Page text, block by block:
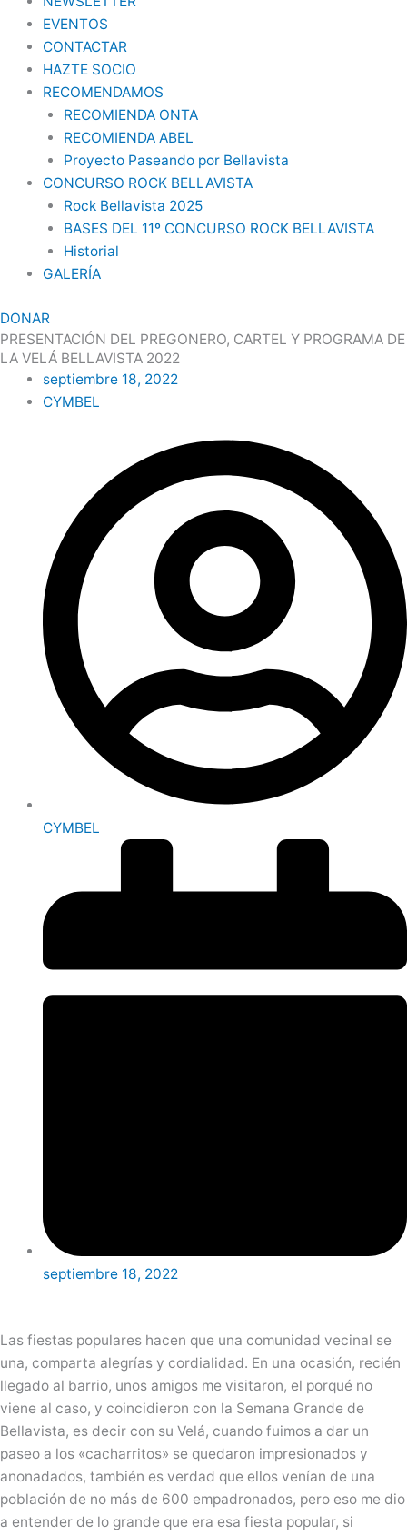
EVENTOS
CONTACTAR
HAZTE SOCIO
RECOMENDAMOS
RECOMIENDA ONTA
RECOMIENDA ABEL
Proyecto Paseando por Bellavista
CONCURSO ROCK BELLAVISTA
Rock Bellavista 2025
BASES DEL 11º CONCURSO ROCK BELLAVISTA
Historial
GALERÍA
DONAR
PRESENTACIÓN DEL PREGONERO, CARTEL Y PROGRAMA DE
LA VELÁ BELLAVISTA 2022
septiembre 18, 2022
CYMBEL
CYMBEL
septiembre 18, 2022
Las fiestas populares hacen que una comunidad vecinal se
una, comparta alegrías y cordialidad. En una ocasión, recién
llegado al barrio, unos amigos me visitaron, el porqué no
viene al caso, y coincidieron con la Semana Grande de
Bellavista, es decir con su Velá, cuando fuimos a dar un
paseo a los «cacharritos» se quedaron impresionados y
anonadados, también es verdad que ellos venían de una
población de no más de 600 empadronados, pero eso me dio
a entender de lo grande que era esa fiesta popular, si